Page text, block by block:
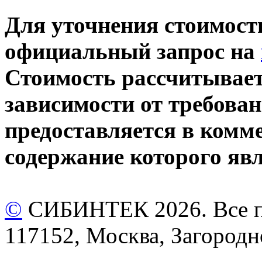
Для уточнения
официальный запрос на
Стоимость
зависимости от
предоставляется в
содержание которого
© СИБИНТЕК 2026. Все
117152, Москва,